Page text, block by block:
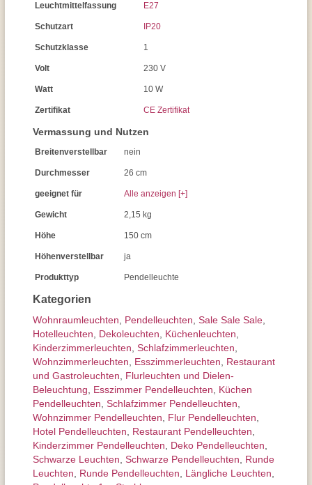
Kategorien
Wohnraum­leuchten Pendel­leuchten Sale Sale Sale
Hotelleuchten
Dekoleuchten Küchenleuchten
Kinderzimmer­leuchten Schlafzimmer­leuchten
Wohnzimmer­leuchten
Esszimmer­­leuchten
Restaurant
und Gastroleuchten
Flurleuchten und Dielen-
Beleuchtung
Esszimmer Pendelleuchten
Küchen
Pendelleuchten Schlafzimmer Pendelleuchten
Wohnzimmer Pendelleuchten
Flur Pendelleuchten
Hotel Pendelleuchten
Restaurant Pendelleuchten
Kinderzimmer Pendelleuchten
Deko Pendelleuchten
Schwarze Leuchten Schwarze Pendelleuchten
Runde
Leuchten
Runde Pendelleuchten Längliche Leuchten
Leuchtmittelfassung E27
Schutzart IP20
Schutzklasse 1
Volt 230 V
Watt 10 W
Zertifikat CE Zertifikat
Vermassung und Nutzen
Breitenverstellbar nein
Durchmesser 26 cm
geeignet für Alle anzeigen [+]
Gewicht 2,15 kg
Höhe 150 cm
Höhenverstellbar ja
Produkttyp Pendelleuchte